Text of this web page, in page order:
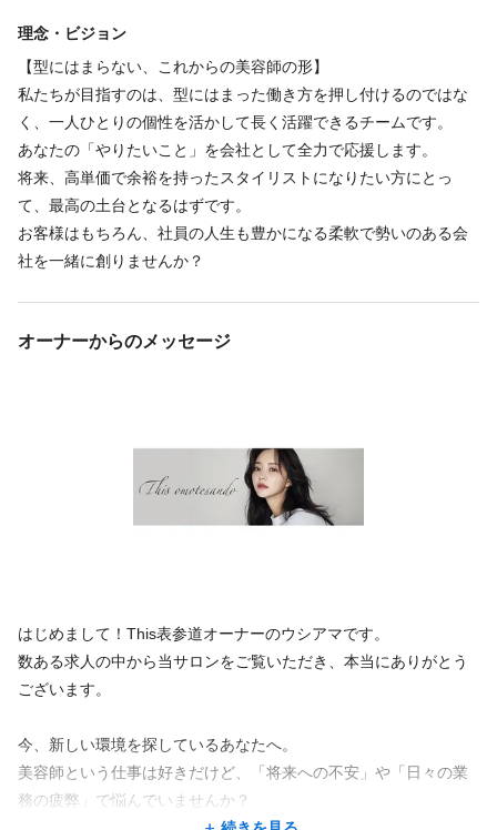
セット面15席未満
理念・ビジョン
【型にはまらない、これからの美容師の形】
私たちが目指すのは、型にはまった働き方を押し付けるのではな
く、一人ひとりの個性を活かして長く活躍できるチームです。
あなたの「やりたいこと」を会社として全力で応援します。
将来、高単価で余裕を持ったスタイリストになりたい方にとっ
て、最高の土台となるはずです。
お客様はもちろん、社員の人生も豊かになる柔軟で勢いのある会
社を一緒に創りませんか？
オーナーからのメッセージ
はじめまして！This表参道オーナーのウシアマです。
数ある求人の中から当サロンをご覧いただき、本当にありがとう
ございます。
今、新しい環境を探しているあなたへ。
美容師という仕事は好きだけど、「将来への不安」や「日々の業
務の疲弊」で悩んでいませんか？